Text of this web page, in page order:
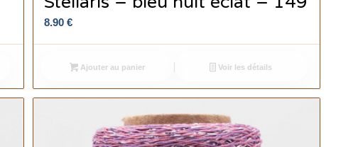
8.90 €
Ajouter au panier Voir les détails